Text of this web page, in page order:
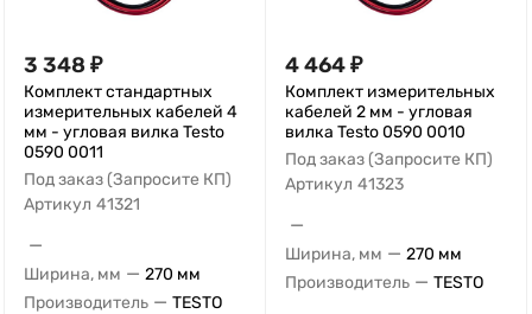
3 348 ₽
Комплект стандартных
измерительных кабелей 4
мм - угловая вилка Testo
0590 0011
Под заказ (Запросите КП)
Артикул 41321
—
Ширина, мм — 270 мм
Производитель — TESTO
4 464₽
Комплект измерительных
кабелей 2 мм - угловая
вилка Testo 0590 0010
Под заказ (Запросите КП)
Артикул 41323
—
Ширина, мм — 270 мм
Производитель — TESTO